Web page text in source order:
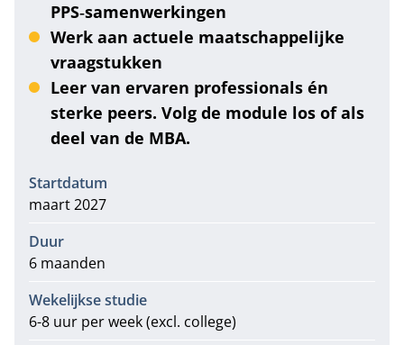
PPS‑samenwerkingen
Werk aan actuele maatschappelijke
vraagstukken
Leer van ervaren professionals én
sterke peers. Volg de module los of als
deel van de MBA.
Informatie
Startdatum
maart 2027
Duur
6 maanden
Wekelijkse studie
6-8 uur per week (excl. college)